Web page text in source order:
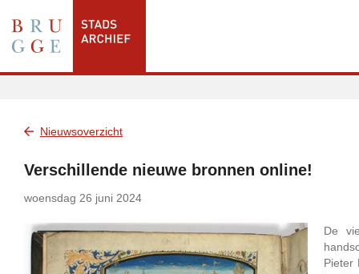
Nieuwsoverzicht
Verschillende nieuwe bronnen online!
woensdag 26 juni 2024
De
Pieter